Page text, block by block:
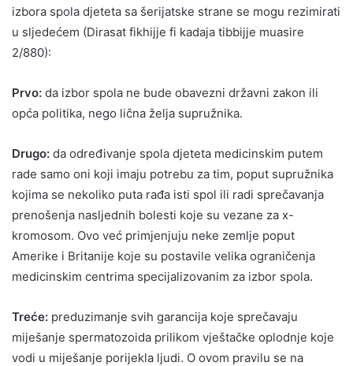
izbora spola djeteta sa šerijatske strane se mogu rezimirati
u sljedećem (Dirasat fikhijje fi kadaja tibbijje muasire
2/880):
Prvo: da izbor spola ne bude obavezni državni zakon ili
opća politika, nego lična želja supružnika.
Drugo: da određivanje spola djeteta medicinskim putem
rade samo oni koji imaju potrebu za tim, poput supružnika
kojima se nekoliko puta rađa isti spol ili radi sprečavanja
prenošenja nasljednih bolesti koje su vezane za x-
kromosom. Ovo već primjenjuju neke zemlje poput
Amerike i Britanije koje su postavile velika ograničenja
medicinskim centrima specijalizovanim za izbor spola.
Treće: preduzimanje svih garancija koje sprečavaju
miješanje spermatozoida prilikom vještačke oplodnje koje
vodi u miješanje porijekla ljudi. O ovom pravilu se na